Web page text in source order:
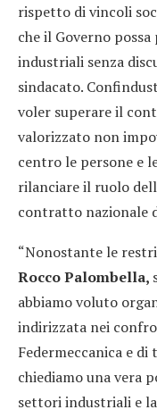
rispetto di vincoli
che il Governo
industriali senza
sindacato.
voler superare il
valorizzato non
centro le persone e
rilanciare il ruolo
contratto nazionale
“Nonostante le
Rocco Palombella,
abbiamo voluto
indirizzata nei
Federmeccanica e
chiediamo una vera
settori industriali e